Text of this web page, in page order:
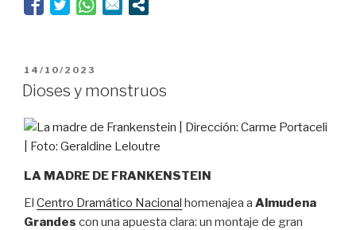
horizonte
PUBLICADO
EL
14/10/2023
Dioses y monstruos
LA MADRE DE FRANKENSTEIN
El Centro Dramático Nacional homenajea a Almudena
Grandes con una apuesta clara: un montaje de gran